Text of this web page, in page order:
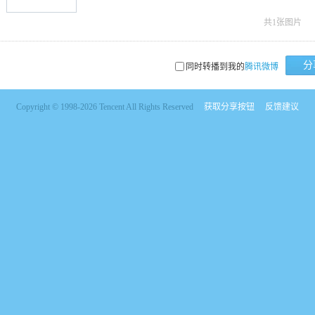
共1张图片
同时转播到我的腾讯微博 分
Copyright © 1998-2026 Tencent All Rights Reserved 获取分享按钮 反馈建议